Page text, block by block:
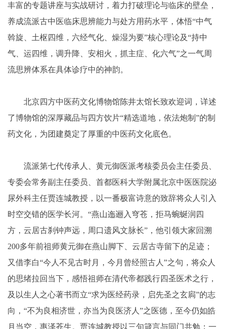
丰富的专题讲座与实战研讨，着力打破理论与临床的壁垒，
养成流派古中医临床思辨能力与处方用药水平，体悟“中气
斡旋、土枢四维，六经气化、燥湿为要”核心理论及“持中
气、运四维，调升降、安相火，抓主症、化六气”之一气周
流思辨体系在具体诊疗中的神韵。
北京四方中医药文化博物馆陈井太馆长致欢迎词，详述
了博物馆的深厚藏品与四方饮片“精选道地，依法炮制”的制
药文化，为团建奠定了厚重的中医药文化底色。
流派第七代传承人、黄元御医派考核委员会主任委员、
专委会常务副主任委员、首都医科大学附属北京中医医院泌
尿外科主任贾连城教授，以一番极富诗意的致辞将众人引入
时空交错的医学长河。“燕山迤逦入穹苍，拒马蜿蜒润四
方，云居古刹钟声远，周口遗风文脉长”，他引领大家回溯
200多年前祖师黄元御在燕山脚下、云居古寺留下的足迹；
又借李白“今人不见古时月，今月曾经照古人”之句，将众人
的思绪拉回当下，感悟祖师在清代帝都践行四圣医术之行，
及以生人之心著书而立“求为医经药录，启先圣之玄扄”的志
向，“不为良相济世，亦当为良医济人”之医德，至今仍如皓
月当空，惠泽苍生。贾连城教授以三句箴言与同门共勉：一